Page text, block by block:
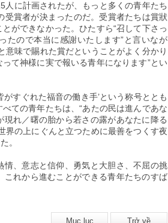
人に計画されたが、もっと多くの青年たち
賞者が決まったのだ。受賞者たちは賞狀
ができなかった。ひたすら“召して下さっ
たので本当に感謝いたします”と言いなが
意味で賜れた賞だということがよく分かり
て神様に実で報いる青年になります”とい
すぐれた福音の働き手’という称号ととも
ての青年たちは、“あたの民は進んであな
れ／曙の胎から若さの露があなたに降る
界の上にぐんと立つために最善をつくす夜
。
、意志と信仰、勇気と大胆さ、不屈の挑
れから進むことができる青年たちのすば
Mục lục Trở về